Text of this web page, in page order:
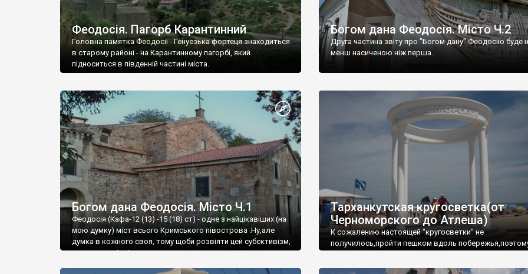
Феодосія. Пагорб Карантинний
Головна памятка Феодосії - Генуезька фортеця знаходиться
в старому районі - на Карантинному пагорбі, який
підноситься в південній частині міста.
Богом дана Феодосія. Місто Ч.2
Друга частина звіту про "Богом дану" Феодосію буде
менш насиченою ніж перша.
Богом дана Феодосія. Місто Ч.1
Феодосія (Кафа-12 (13) -15 (18) ст) - одне з найцікавіших (на
мою думку) міст всього Кримського півострова .Ну,але
думка в кожного своя, тому щоби розвіяти цей субєктивізм,
запрошую відвідати це
Тарханкутская кругосветка(от
Черноморского до Атлеша)
К сожалению настоящей "кругосветки" не
получилось,пройти пешком вдоль